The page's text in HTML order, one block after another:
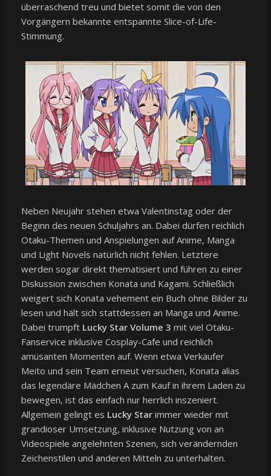
überraschend treu und bietet somit die von den
Vorgängern bekannte entspannte Slice-of-Life-
Stimmung.
Neben Neujahr stehen etwa Valentinstag oder der
Beginn des neuen Schuljahrs an. Dabei dürfen reichlich
Otaku-Themen und Anspielungen auf Anime, Manga
und Light Novels natürlich nicht fehlen. Letztere
werden sogar direkt thematisiert und führen zu einer
Diskussion zwischen Konata und Kagami. Schließlich
weigert sich Konata vehement ein Buch ohne Bilder zu
lesen und hält sich stattdessen an Manga und Anime.
Dabei trumpft Lucky Star Volume 3 mit viel Otaku-
Fanservice inklusive Cosplay-Cafe und reichlich
amüsanten Momenten auf. Wenn etwa Verkäufer
Meito und sein Team erneut versuchen, Konata alias
das legendäre Mädchen A zum Kauf in ihrem Laden zu
bewegen, ist das einfach nur herrlich inszeniert.
Allgemein gelingt es Lucky Starimmer wieder mit
grandioser Umsetzung, inklusive Nutzung von an
Videospiele angelehnten Szenen, sich verändernden
Zeichenstilen und anderen Mitteln zu unterhalten.